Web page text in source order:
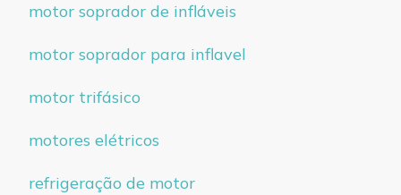
motor soprador de infláveis
motor soprador para inflavel
motor trifásico
motores elétricos
refrigeração de motor